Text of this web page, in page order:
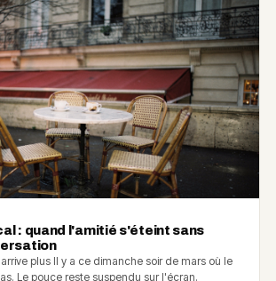
: quand l'amitié s'éteint sans
plus Il y a ce dimanche soir de mars où le
Le pouce reste suspendu sur l'écran.